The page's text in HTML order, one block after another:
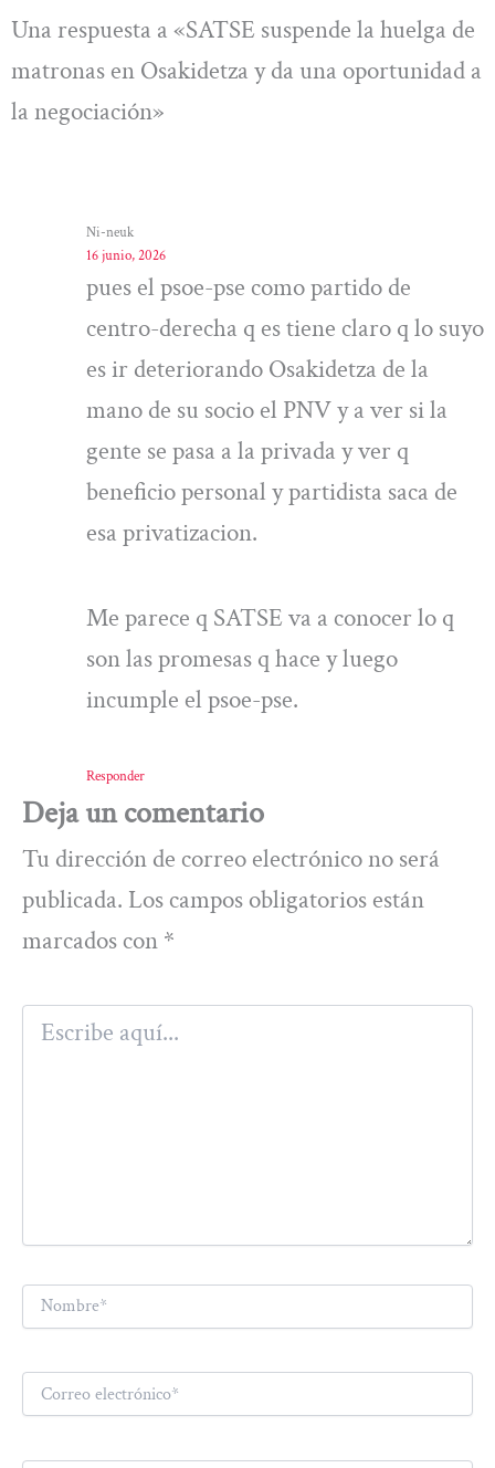
Una respuesta a «SATSE suspende la huelga de
matronas en Osakidetza y da una oportunidad a
la negociación»
Ni-neuk
16 junio, 2026
pues el psoe-pse como partido de
centro-derecha q es tiene claro q lo suyo
es ir deteriorando Osakidetza de la
mano de su socio el PNV y a ver si la
gente se pasa a la privada y ver q
beneficio personal y partidista saca de
esa privatizacion.
Me parece q SATSE va a conocer lo q
son las promesas q hace y luego
incumple el psoe-pse.
Responder
Deja un comentario
Tu dirección de correo electrónico no será
publicada. Los campos obligatorios están
marcados con *
aquí...
Nombre*
electrónico*